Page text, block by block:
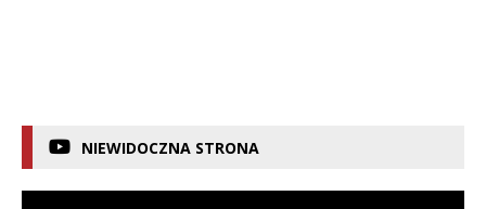
NIEWIDOCZNA STRONA